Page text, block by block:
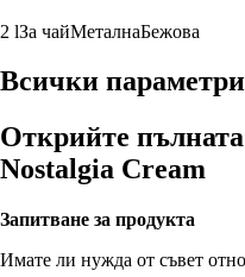
2 lЗа чайМеталнаБежова
Всички параметри
Открийте
Nostalgia Cream
Запитване за продукта
Имате ли нужда от съвет